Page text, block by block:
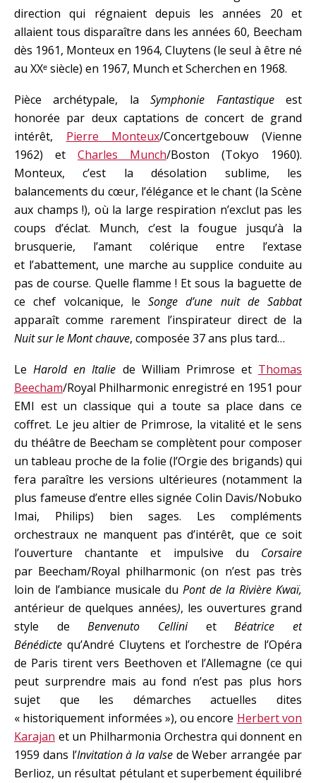
direction qui régnaient depuis les années 20 et
allaient tous disparaître dans les années 60, Beecham
dès 1961, Monteux en 1964, Cluytens (le seul à être né
au XXᵉ siècle) en 1967, Munch et Scherchen en 1968.
Pièce archétypale, laSymphonie Fantastiqueest
honorée par deux captations de concert de grand
intérêt, Pierre Monteux/Concertgebouw (Vienne
1962) et Charles Munch/Boston (Tokyo 1960).
Monteux, c’est la désolation sublime, les
balancements du cœur, l’élégance et le chant (la Scène
aux champs !), où la large respiration n’exclut pas les
coups d’éclat. Munch, c’est la fougue jusqu’à la
brusquerie, l’amant colérique entre l’extase
et l’abattement, une marche au supplice conduite au
pas de course. Quelle flamme ! Et sous la baguette de
ce chef volcanique, le Songe d’une nuit de Sabbat
apparaît comme rarement l’inspirateur direct de la
Nuit sur le Mont chauve, composée 37 ans plus tard…
LeHarold en Italie de William Primrose et Thomas
Beecham/Royal Philharmonic enregistré en 1951 pour
EMI est un classique qui a toute sa place dans ce
coffret. Le jeu altier de Primrose, la vitalité et le sens
du théâtre de Beecham se complètent pour composer
un tableau proche de la folie (l’Orgie des brigands) qui
fera paraître les versions ultérieures (notamment la
plus fameuse d’entre elles signée Colin Davis/Nobuko
Imai, Philips) bien sages. Les compléments
orchestraux ne manquent pas d’intérêt, que ce soit
l’ouverture chantante et impulsive du Corsaire
par Beecham/Royal philharmonic (on n’est pas très
loin de l’ambiance musicale du Pont de la Rivière Kwaï,
antérieur de quelques années), les ouvertures grand
style deBenvenuto Cellini etBéatrice et
Bénédicte qu’André Cluytens et l’orchestre de l’Opéra
de Paris tirent vers Beethoven et l’Allemagne (ce qui
peut surprendre mais au fond n’est pas plus hors
sujet que les démarches actuelles dites
« historiquement informées »), ou encore Herbert von
Karajan et un Philharmonia Orchestra qui donnent en
1959 dans l’Invitation à la valsede Weber arrangée par
Berlioz, un résultat pétulant et superbement équilibré